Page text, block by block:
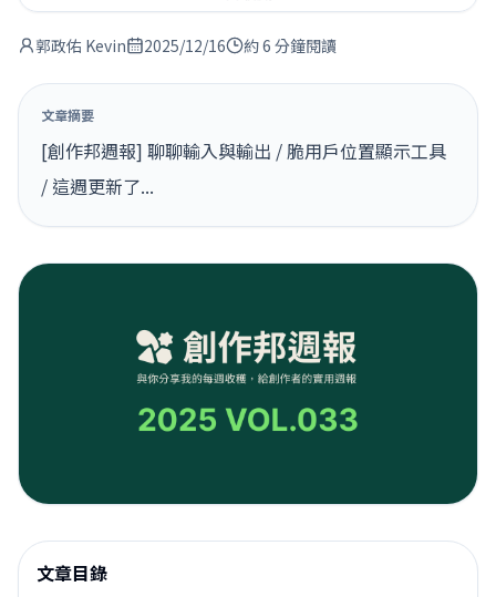
郭政佑 Kevin 2025/12/16 約 6 分鐘閱讀
文章摘要
[創作邦週報] 聊聊輸入與輸出 / 脆用戶位置顯示工具
/ 這週更新了...
文章目錄